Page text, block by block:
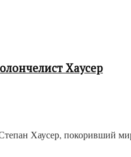
Хаусер
Хаусер, покоривший